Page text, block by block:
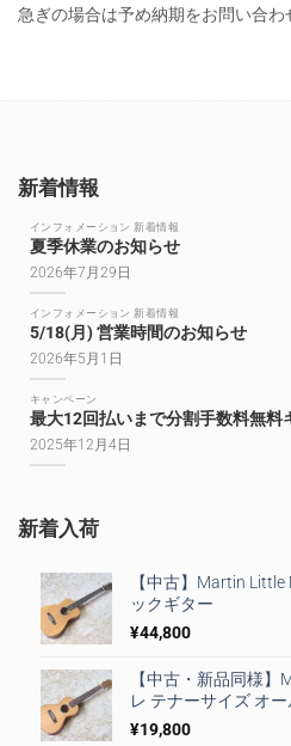
急ぎの場合は予め納期をお問い合わ
新着情報
インフォメーション 新着情報
夏季休業のお知らせ
2026年7月29日
インフォメーション 新着情報
5/18(月) 営業時間のお知らせ
2026年5月1日
キャンペーン
最大12回払いまで分割手数料無料
2025年12月4日
新着入荷
【中古】Martin
ックギター
¥44,800
【中古・新品同様】
レ テナーサイズ オー
¥19,800